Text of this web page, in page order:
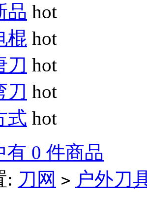
品 hot
棍 hot
刀 hot
刀 hot
式 hot
有 0 件商品
: 刀网 > 户外刀